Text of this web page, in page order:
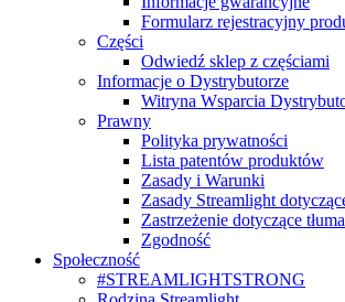
Formularz rejestracyjny
Części
Odwiedź sklep z częściami
Informacje o Dystrybutorze
Witryna Wsparcia
Prawny
Polityka prywatności
Lista patentów produktów
Zasady i Warunki
Zasady Streamlight
Zastrzeżenie dotyczące
Zgodność
Społeczność
#STREAMLIGHTSTRONG